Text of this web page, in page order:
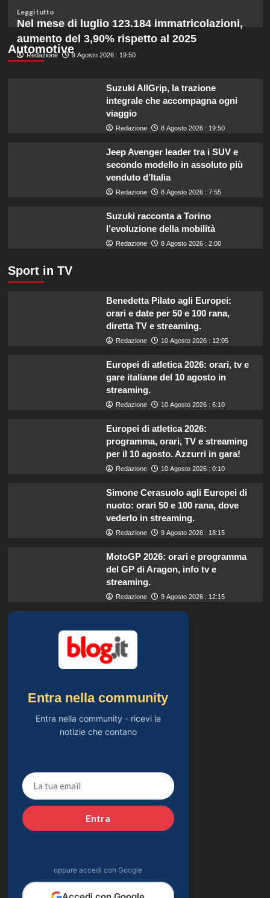
sostenibile.
Leggi tuttoLeggi
di
su
Mortadella
Automotive
Nel mese di luglio 123.184 immatricolazioni,
aumento del 3,90% rispetto al 2025
Redazione 9 Agosto 2026 : 19:50
Suzuki AllGrip, la trazione
integrale che accompagna ogni
viaggio
Redazione 8 Agosto 2026 : 19:50
Jeep Avenger leader tra i SUV e
secondo modello in assoluto più
venduto d’Italia
Redazione 8 Agosto 2026 : 7:55
Suzuki racconta a Torino
l’evoluzione della mobilità
Redazione 8 Agosto 2026 : 2:00
Sport in TV
Benedetta Pilato agli Europei:
orari e date per 50 e 100 rana,
diretta TV e streaming.
Redazione 10 Agosto 2026 : 12:05
Europei di atletica 2026: orari, tv e
gare italiane del 10 agosto in
streaming.
Redazione 10 Agosto 2026 : 6:10
Europei di atletica 2026:
programma, orari, TV e streaming
per il 10 agosto. Azzurri in gara!
Redazione 10 Agosto 2026 : 0:10
Simone Cerasuolo agli Europei di
nuoto: orari 50 e 100 rana, dove
vederlo in streaming.
Redazione 9 Agosto 2026 : 18:15
MotoGP 2026: orari e programma
del GP di Aragon, info tv e
streaming.
Redazione 9 Agosto 2026 : 12:15
Entra nella community
Entra nella community - ricevi le
notizie che contano
Entra
oppure accedi con Google